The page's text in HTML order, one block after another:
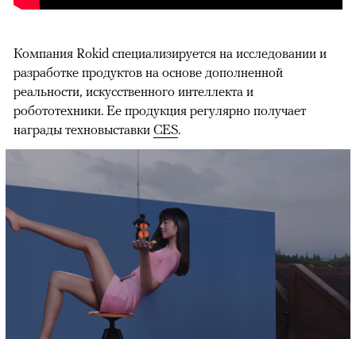
Компания Rokid специализируется на исследовании и
разработке продуктов на основе дополненной
реальности, искусственного интеллекта и
робототехники. Ее продукция регулярно получает
награды техновыставки CES.